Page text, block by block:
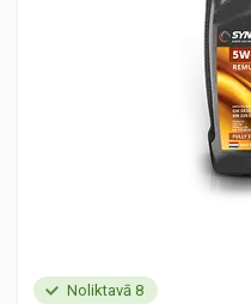
Noliktavā 8